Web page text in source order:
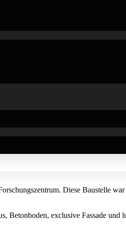
Diese Baustelle
exclusive Fassade und